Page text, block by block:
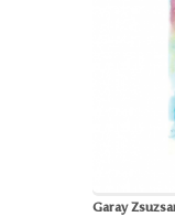
Garay